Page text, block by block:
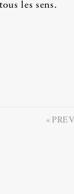
les sens.
PREV